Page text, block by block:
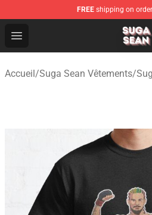
FREE shipping on
Open menu
Suga Sean Shop - Official
Accueil/Suga Sean Vêtements/